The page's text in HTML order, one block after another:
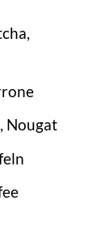
Nougat